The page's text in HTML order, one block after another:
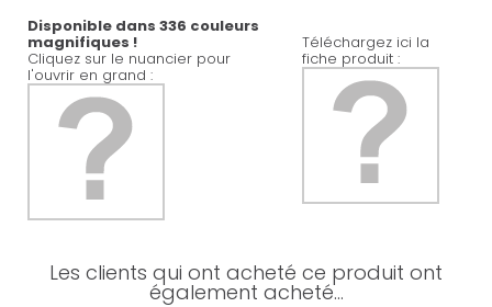
Disponible dans 336 couleurs
magnifiques !
Cliquez sur le nuancier pour
l'ouvrir en grand :
Téléchargez ici la
fiche produit :
Les clients qui ont acheté ce produit ont
également acheté...